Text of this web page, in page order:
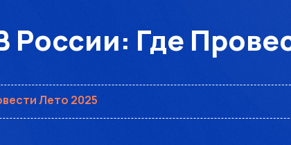
Где
Лето 2025